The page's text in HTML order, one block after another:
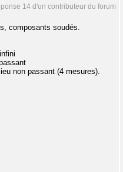
14 d'un contributeur du forum
composants soudés.
non passant (4 mesures).